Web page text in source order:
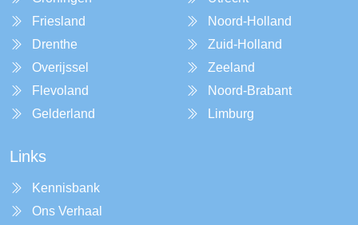
Friesland
Drenthe
Overijssel
Flevoland
Gelderland
Noord-Holland
Zuid-Holland
Zeeland
Noord-Brabant
Limburg
Links
Kennisbank
Ons Verhaal